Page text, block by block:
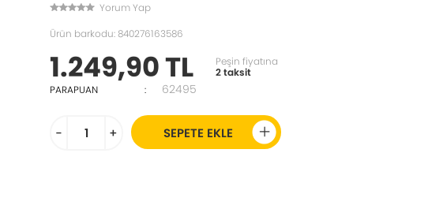
Yorum Yap
Ürün barkodu: 840276163586
1.249,90 TL
Peşin fiyatına
2 taksit
PARAPUAN
: 62495
- + SEPETE EKLE